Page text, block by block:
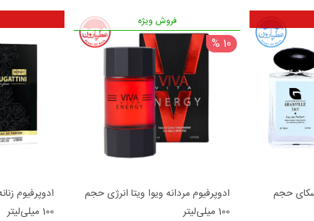
حجم
فروش ویژه
10 %
ادوپرفیوم مردانه‌ ویوا ویتا انرژی حجم
100 میلی‌لیتر
ادوپرفیوم
100 میلی‌لیتر